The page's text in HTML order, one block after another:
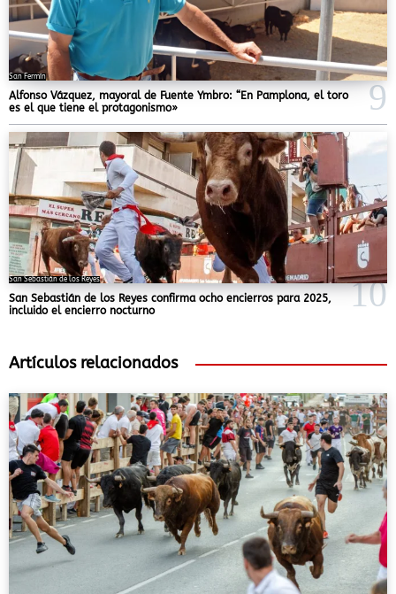
San Fermín
Alfonso Vázquez, mayoral de Fuente Ymbro: “En Pamplona, el toro
es el que tiene el protagonismo»
San Sebastián de los Reyes
San Sebastián de los Reyes confirma ocho encierros para 2025,
incluido el encierro nocturno
Artículos relacionados